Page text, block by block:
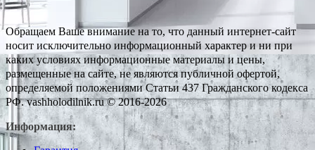
Обращаем Ваше внимание на то, что данный интернет-сайт
носит исключительно информационный характер и ни при
каких условиях информационные материалы и цены,
размещенные на сайте, не являются публичной офертой,
определяемой положениями Статьи 437 Гражданского кодекса
РФ. vashholodilnik.ru © 2016-2026
Информация: